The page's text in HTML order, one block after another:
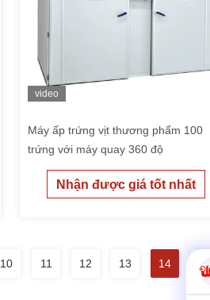
video
Máy ấp trứng vịt thương phẩm 100
trứng với máy quay 360 độ
Nhận được giá tốt nhất
10 11 12 13 14 15